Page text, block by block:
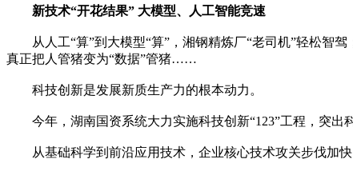
新技术“开花结果” 大模型、人工智能竞速
从人工“算”到大模型“算”，湘钢精炼厂“老司机”轻松智驾
真正把人管猪变为“数据”管猪……
科技创新是发展新质生产力的根本动力。
今年，湖南国资系统大力实施科技创新“123”工程，突出
从基础科学到前沿应用技术，企业核心技术攻关步伐加快